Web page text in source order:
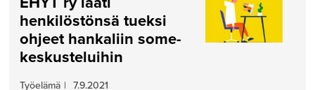
henkilöstönsä tueksi
ohjeet hankaliin some­
keskusteluihin
Työelämä | 7.9.2021